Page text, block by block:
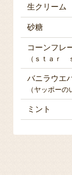
生クリーム
砂糖
コーンフレ
（ｓｔａｒ
バニラウエ
（ヤッポーの
ミント